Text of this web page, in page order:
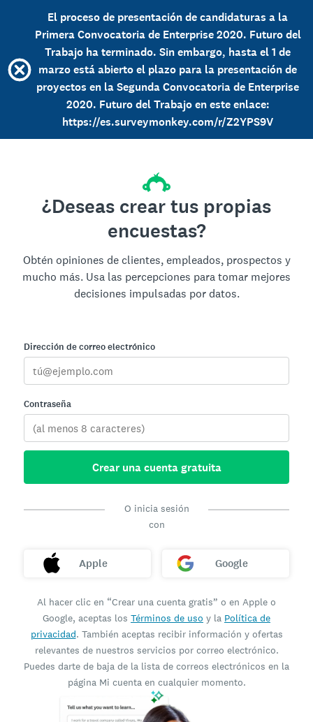
El proceso de presentación de candidaturas a la
Primera Convocatoria de Enterprise 2020. Futuro del
Trabajo ha terminado. Sin embargo, hasta el 1 de
marzo está abierto el plazo para la presentación de
proyectos en la Segunda Convocatoria de Enterprise
2020. Futuro del Trabajo en este enlace:
https://es.surveymonkey.com/r/Z2YPS9V
¿Deseas crear tus propias
encuestas?
Obtén opiniones de clientes, empleados, prospectos y
mucho más. Usa las percepciones para tomar mejores
decisiones impulsadas por datos.
Dirección de correo electrónico
Contraseña
Crear una cuenta gratuita
O inicia sesión
con
Apple Google
Al hacer clic en “Crear una cuenta gratis” o en Apple o
Google, aceptas los Términos de uso y la Política de
privacidad. También aceptas recibir información y ofertas
relevantes de nuestros servicios por correo electrónico.
Puedes darte de baja de la lista de correos electrónicos en la
página Mi cuenta en cualquier momento.